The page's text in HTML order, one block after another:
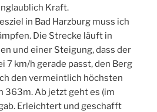
Kraft.
in Bad Harzburg muss ich
Die Strecke läuft in
und einer Steigung, dass der
7 km/h gerade passt, den Berg
den vermeintlich höchsten
363m. Ab jetzt geht es (im
Erleichtert und geschafft